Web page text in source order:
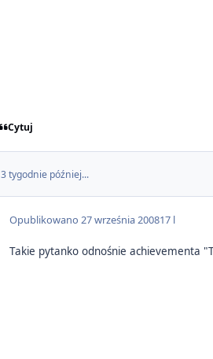
Cytuj
3 tygodnie później...
Opublikowano27 września 200817 l
Takie pytanko odnośnie achievementa